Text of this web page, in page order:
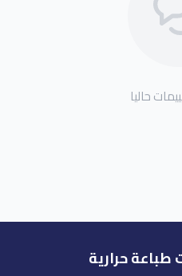
حاليا
طباعة حرارية